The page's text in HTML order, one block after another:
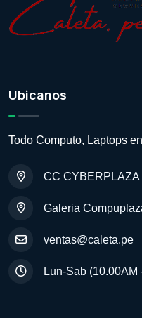
Ubicanos
Todo Computo, Laptops
CC CYBERPLAZA
Galeria
ventas@caleta.pe
Lun-Sab (10.00AM